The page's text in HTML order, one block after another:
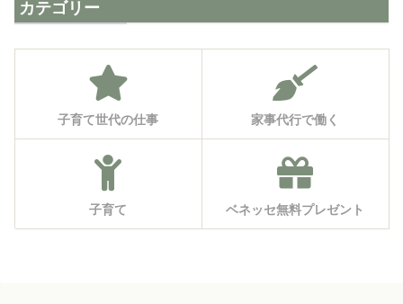
カテゴリー
子育て世代の仕事 家事代行で働く
子育て ベネッセ無料プレゼント